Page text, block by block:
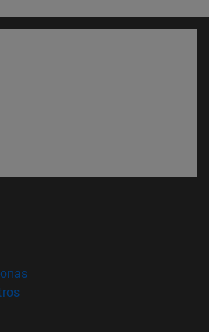
ventana)
(abre en nueva ventana)
(abre en nueva ventana)